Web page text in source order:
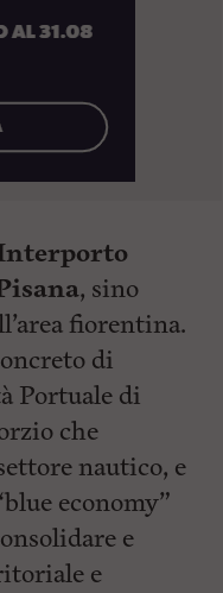
, sino
fiorentina.
di
Portuale di
che
nautico, e
economy”
e
e